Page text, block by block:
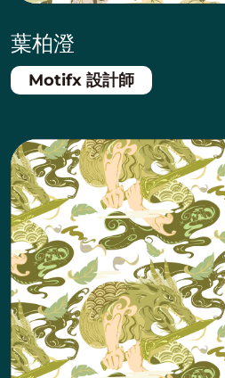
葉柏澄
Motifx 設計師